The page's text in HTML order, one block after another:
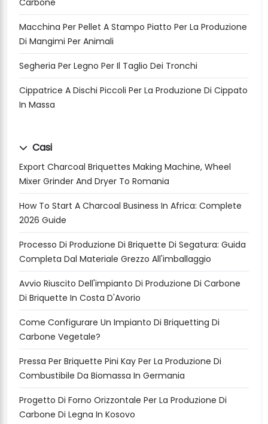
Carbone
Macchina Per Pellet A Stampo Piatto Per La Produzione
Di Mangimi Per Animali
Segheria Per Legno Per Il Taglio Dei Tronchi
Cippatrice A Dischi Piccoli Per La Produzione Di Cippato
In Massa
Casi
Export Charcoal Briquettes Making Machine, Wheel
Mixer Grinder And Dryer To Romania
How To Start A Charcoal Business In Africa: Complete
2026 Guide
Processo Di Produzione Di Briquette Di Segatura: Guida
Completa Dal Materiale Grezzo All'imballaggio
Avvio Riuscito Dell'impianto Di Produzione Di Carbone
Di Briquette In Costa D'Avorio
Come Configurare Un Impianto Di Briquetting Di
Carbone Vegetale?
Pressa Per Briquette Pini Kay Per La Produzione Di
Combustibile Da Biomassa In Germania
Progetto Di Forno Orizzontale Per La Produzione Di
Carbone Di Legna In Kosovo